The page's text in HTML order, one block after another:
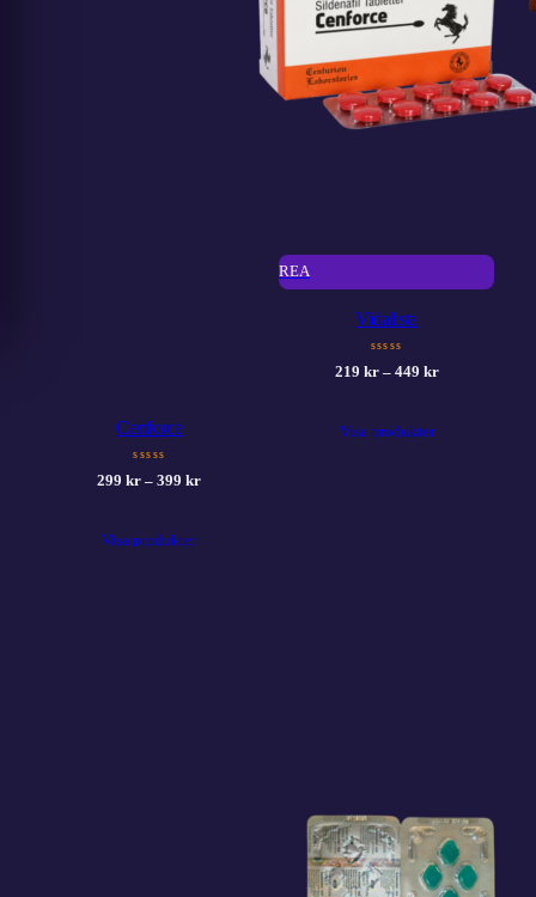
Cenforce
sssss
299kr – 399krPrisintervall:
Visa produkter
REA
Vidalista
sssss
219 kr – 449 krPrisintervall:
Visa produkter